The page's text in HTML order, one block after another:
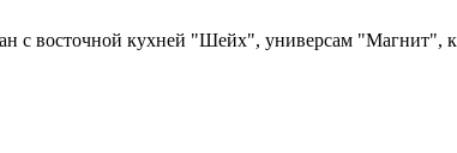
с восточной кухней "Шейх", универсам